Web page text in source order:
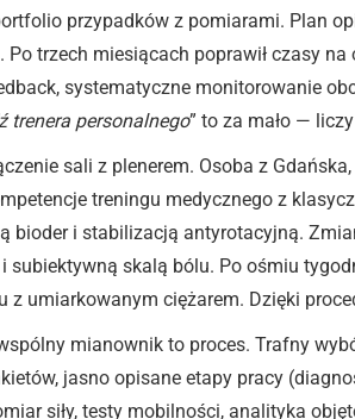
przypadków z pomiarami. Plan
Po trzech miesiącach poprawił czasy
systematyczne monitorowanie
trenera personalnego” to za mało —
sali z plenerem. Osoba z
treningu medycznego z
bioder i stabilizacją antyrotacyjną.
skalą bólu. Po ośmiu
umiarkowanym ciężarem. Dzięki
mianownik to proces. Trafny
jasno opisane etapy pracy
siły, testy mobilności, analityka